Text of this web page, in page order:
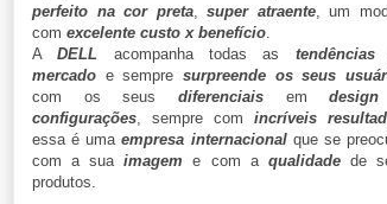
perfeito na cor preta,super atraente, um
com excelente custo x benefício.
ADELL acompanha todas as
mercado e sempre surpreende os seus
com os seus diferenciais emdesign
configurações, sempre com incríveis
essa é umaempresa internacionalque se
com a suaimagem e com a qualidadede
produtos.